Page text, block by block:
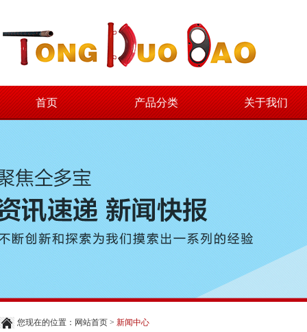
首页 产品分类 关于我们
您现在的位置： 网站首页 > 新闻中心